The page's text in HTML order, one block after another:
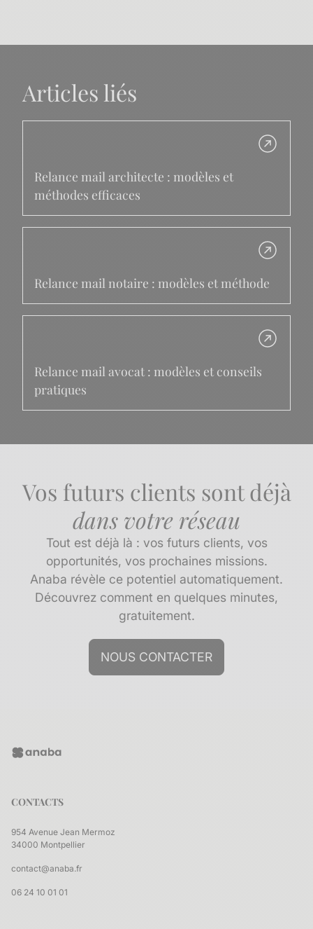
Articles liés
Relance mail architecte : modèles et
méthodes efficaces
Relance mail notaire : modèles et méthode
Relance mail avocat : modèles et conseils
pratiques
Vos futurs clients sont déjà
dans votre réseau
Tout est déjà là : vos futurs clients, vos
opportunités, vos prochaines missions.
Anaba révèle ce potentiel automatiquement.
Découvrez comment en quelques minutes,
gratuitement.
NOUS CONTACTER
CONTACTS
954 Avenue Jean Mermoz
34000 Montpellier
contact@anaba.fr
06 24 10 01 01